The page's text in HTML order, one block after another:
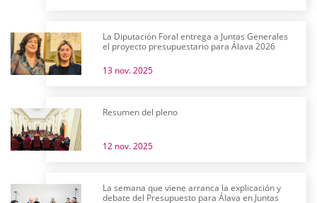
La Diputación Foral entrega a Juntas Generales
el proyecto presupuestario para Álava 2026
13 nov. 2025
Resumen del pleno
12 nov. 2025
La semana que viene arranca la explicación y
debate del Presupuesto para Álava en Juntas